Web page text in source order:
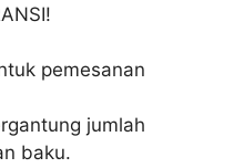
pemesanan
jumlah
baku.